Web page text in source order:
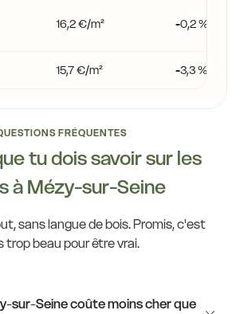
16,2 €/m² -0,2 %
15,7 €/m² -3,3 %
FRÉQUENTES
tu dois savoir sur les
à Mézy-sur-Seine
sans langue de bois. Promis, c'est
trop beau pour être vrai.
sur-Seine coûte moins cher que